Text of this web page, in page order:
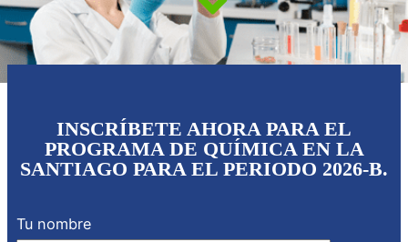
INSCRÍBETE AHORA PARA EL
PROGRAMA DE QUÍMICA EN LA
SANTIAGO PARA EL PERIODO 2026-B.
Tu nombre